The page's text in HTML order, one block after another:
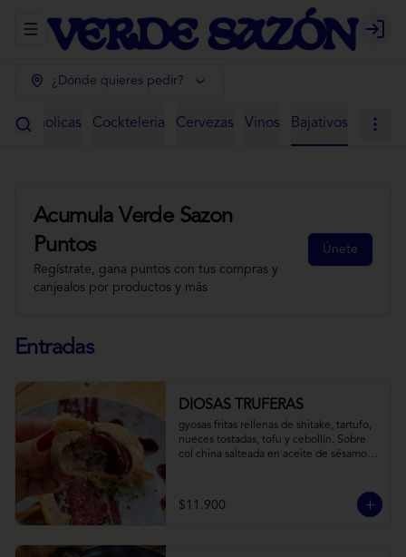
Abrir menu de navegación Login
¿Dónde quieres pedir?
Alcoholicas Cockteleria Cervezas Vinos Bajativos
Acumula Verde Sazon
Puntos
Regístrate, gana puntos con tus compras y
canjealos por productos y más
Únete
Entradas
DIOSAS TRUFERAS
gyosas fritas rellenas de shitake, tartufo,
nueces tostadas, tofu y cebollín. Sobre
col china salteada en aceite de sésamo,
$11.900